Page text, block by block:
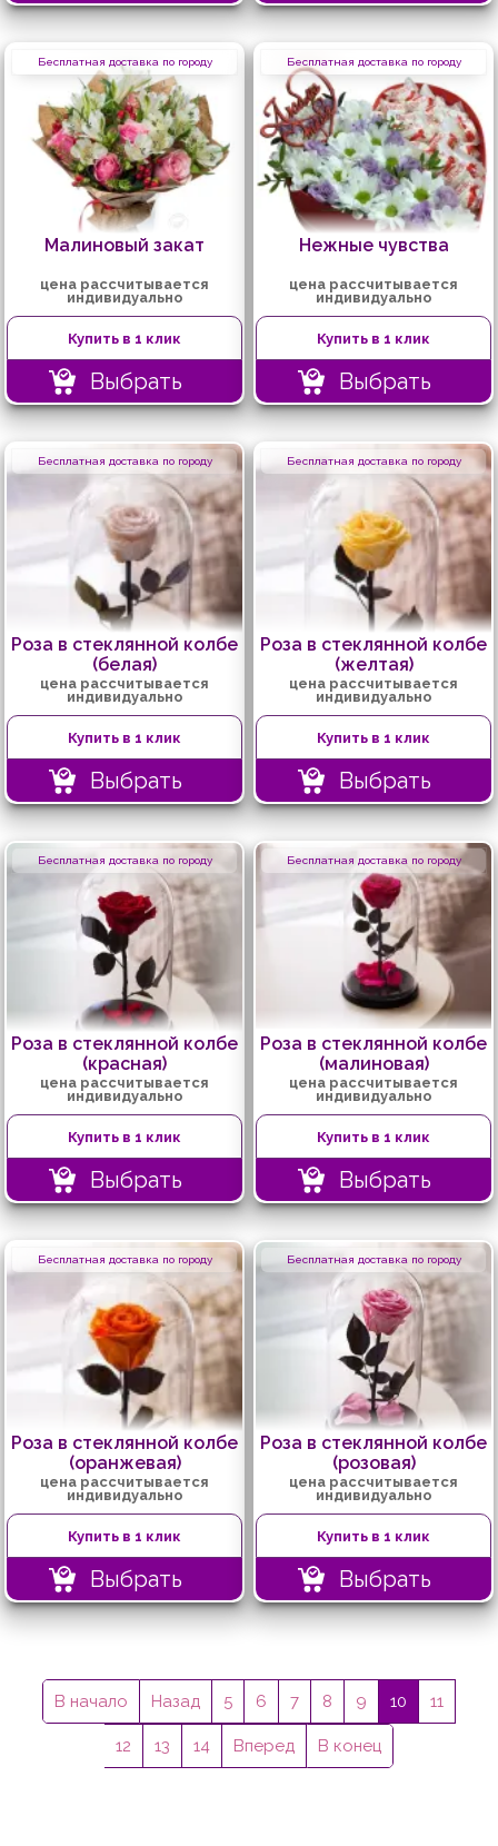
Бесплатная доставка по городу
Малиновый закат
цена рассчитывается
индивидуально
Купить в 1 клик
Выбрать
Бесплатная доставка по городу
Нежные чувства
цена рассчитывается
индивидуально
Купить в 1 клик
Выбрать
Бесплатная доставка по городу
Роза в стеклянной колбе
(белая)
цена рассчитывается
индивидуально
Купить в 1 клик
Выбрать
Бесплатная доставка по городу
Роза в стеклянной колбе
(желтая)
цена рассчитывается
индивидуально
Купить в 1 клик
Выбрать
Бесплатная доставка по городу
Роза в стеклянной колбе
(красная)
цена рассчитывается
индивидуально
Купить в 1 клик
Выбрать
Бесплатная доставка по городу
Роза в стеклянной колбе
(малиновая)
цена рассчитывается
индивидуально
Купить в 1 клик
Выбрать
Бесплатная доставка по городу
Роза в стеклянной колбе
(оранжевая)
цена рассчитывается
индивидуально
Купить в 1 клик
Выбрать
Бесплатная доставка по городу
Роза в стеклянной колбе
(розовая)
цена рассчитывается
индивидуально
Купить в 1 клик
Выбрать
В начало Назад 5 6 7 8 9 10 11
12 13 14 Вперед В конец